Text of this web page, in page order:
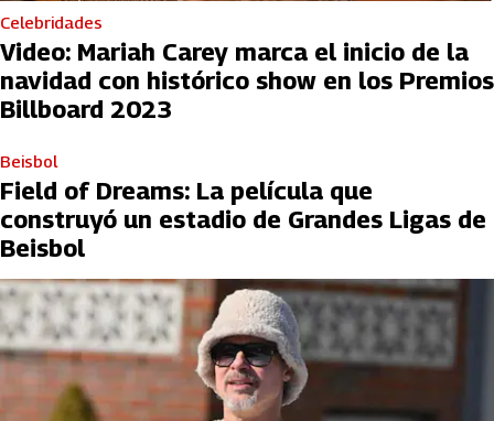
Celebridades
Video: Mariah Carey marca el inicio de la
navidad con histórico show en los Premios
Billboard 2023
Beisbol
Field of Dreams: La película que
construyó un estadio de Grandes Ligas de
Beisbol